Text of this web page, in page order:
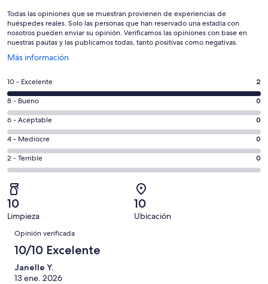
Todas las opiniones que se muestran provienen de experiencias de
huéspedes reales. Solo las personas que han reservado una estadía con
nosotros pueden enviar su opinión. Verificamos las opiniones con base en
nuestras pautas y las publicamos todas, tanto positivas como negativas.
Más información
Se
en
una
nueva
ventana
Evaluación:
10
-
Excelente.
2
de
2
opiniones
10 - Excelente 2
Evaluación:
8
-
Bueno.
0
de
opiniones
8 - Bueno 0
Evaluación:
6
-
Aceptable.
0
de
2
opiniones
6 - Aceptable 0
Evaluación:
4
-
0
de
2
4 - Mediocre 0
Evaluación:
2
-
Terrible.
0
de
opiniones
2 - Terrible 0
10
Limpieza
10
Ubicación
Opiniones
Opinión verificada
10/10 Excelente
Janelle Y.
13 ene. 2026